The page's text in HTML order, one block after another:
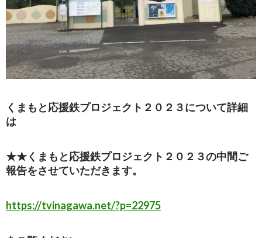
くまもと応援鉄プロジェクト２０２３について詳細
は
★★くまもと応援鉄プロジェクト２０２３の中間ご
報告をさせていただきます。
https://tvinagawa.net/?p=22975